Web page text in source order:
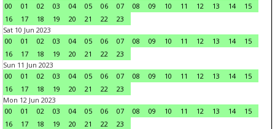
00
01 02 03 04 05 06 07 08 09 10 11 12 13 14
15
16
17 18 19 20 21 22
23
Sat 10 Jun 2023
00
01 02 03 04 05 06 07 08 09 10 11 12 13 14
15
16
17 18 19 20 21 22
23
Sun 11 Jun 2023
00
01 02 03 04 05 06 07 08 09 10 11 12 13 14
15
16
17 18 19 20 21 22
23
Mon 12 Jun 2023
00
01 02 03 04 05 06 07 08 09 10 11 12 13 14
15
16
17 18 19 20 21 22
23